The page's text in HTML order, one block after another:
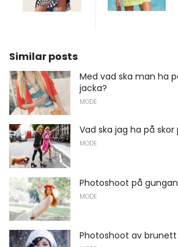
Similar posts
Med vad ska man ha
jacka?
MODE
Vad ska jag ha på
MODE
Photoshoot på gungan
MODE
Photoshoot av